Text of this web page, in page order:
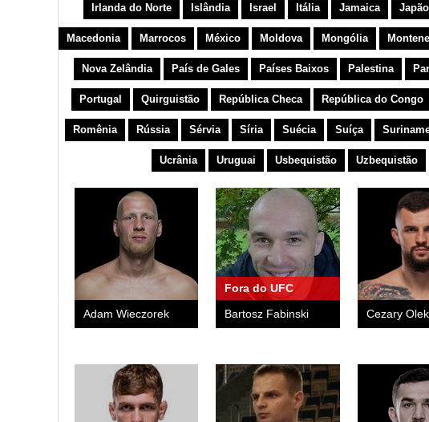
Irlanda do Norte Islândia Israel Itália Jamaica Japão
Macedonia Marrocos México Moldova Mongólia
Nova Zelândia País de Gales Países Baixos Palestina
Portugal Quirguistão República Checa República do Congo
Romênia Rússia Sérvia Síria Suécia Suíça
Ucrânia Uruguai Usbequistão Uzbequistão
Adam Wieczorek
Fora do UFC
Bartosz Fabinski Cezary